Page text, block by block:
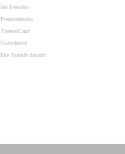
6er Festabo
Premierenabo
TheaterCard
Gutscheine
Die Stunde danach